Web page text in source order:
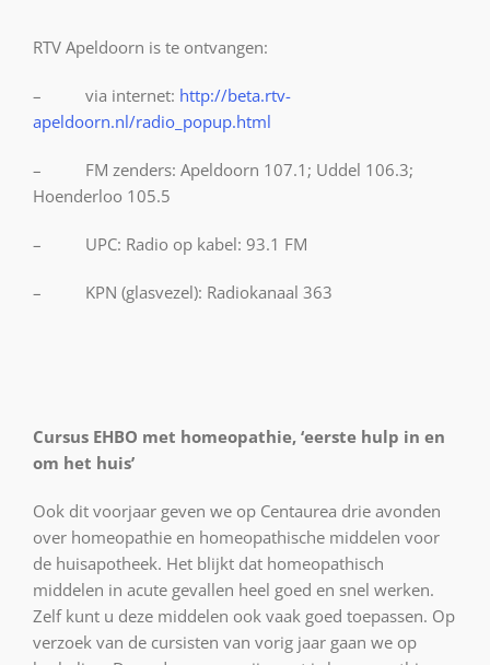
RTV Apeldoorn is te ontvangen:
– via internet: http://beta.rtv-
apeldoorn.nl/radio_popup.html
– FM zenders: Apeldoorn 107.1; Uddel 106.3;
Hoenderloo 105.5
– UPC: Radio op kabel: 93.1 FM
– KPN (glasvezel): Radiokanaal 363
Cursus EHBO met homeopathie, ‘eerste hulp in en
om het huis’
Ook dit voorjaar geven we op Centaurea drie avonden
over homeopathie en homeopathische middelen voor
de huisapotheek. Het blijkt dat homeopathisch
middelen in acute gevallen heel goed en snel werken.
Zelf kunt u deze middelen ook vaak goed toepassen. Op
verzoek van de cursisten van vorig jaar gaan we op